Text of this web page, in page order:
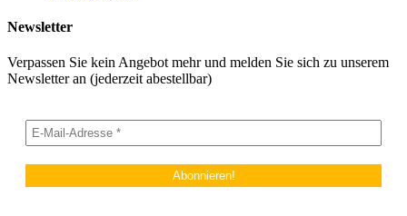
Newsletter
Verpassen Sie kein Angebot mehr und melden Sie sich zu unserem
Newsletter an (jederzeit abestellbar)